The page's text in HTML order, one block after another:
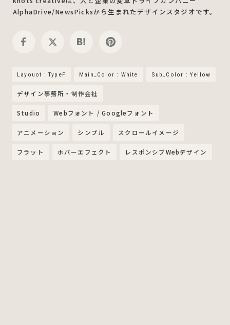
AlphaDrive/NewsPicksから生まれたデザインスタジオです。
Layouot : TypeF Main_Color : White Sub_Color : Yellow
デザイン事務所・制作会社
Studio Webフォント / Googleフォント
アニメーション シンプル スクロールイメージ
フラット ホバーエフェクト レスポンシブWebデザイン